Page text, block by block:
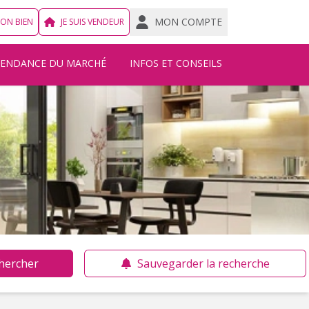
BIEN JE SUIS VENDEUR MON COMPTE
DU MARCHÉ INFOS ET CONSEILS
Sauvegarder la recherche